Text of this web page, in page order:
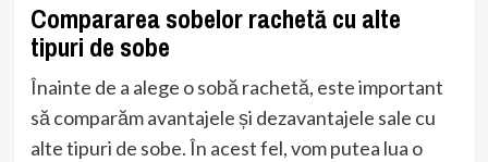
Compararea sobelor rachetă cu alte
tipuri de sobe
Înainte de a alege o sobă rachetă, este important
să comparăm avantajele și dezavantajele sale cu
alte tipuri de sobe. În acest fel, vom putea lua o